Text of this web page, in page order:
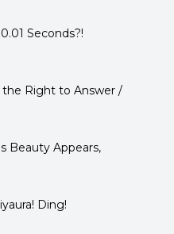
Seconds?!
the Right to Answer /
Beauty Appears,
Ding!